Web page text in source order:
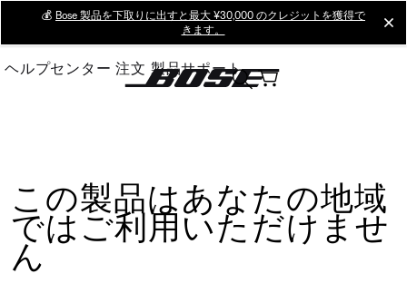
Main
💰 Bose 製品を下取りに出すと最大 ¥30,000 のクレジットを獲得で
きます。
ヘルプセンター 注文 製品サポート
この製品はあなたの地域
ではご利用いただけませ
ん